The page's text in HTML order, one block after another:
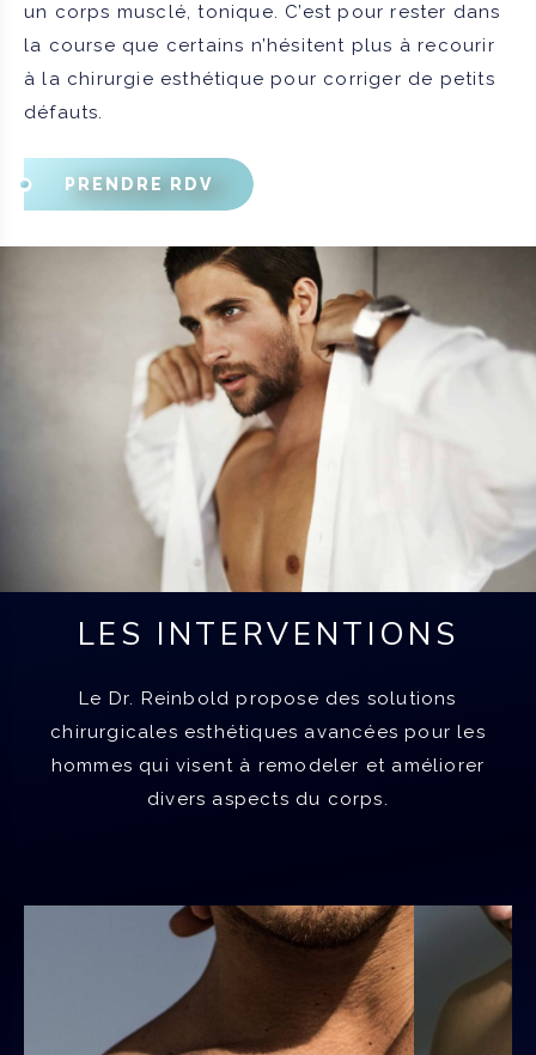
un corps musclé, tonique. C’est pour rester dans
la course que certains n’hésitent plus à recourir
à la chirurgie esthétique pour corriger de petits
défauts.
PRENDRE RDV
LES INTERVENTIONS
Le Dr. Reinbold propose des solutions
chirurgicales esthétiques avancées pour les
hommes qui visent à remodeler et améliorer
divers aspects du corps.